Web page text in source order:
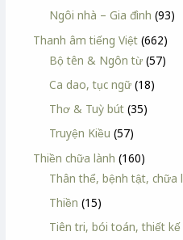
Ngôi nhà – Gia đình (93)
Thanh âm tiếng Việt (662)
Bộ tên & Ngôn từ (57)
Ca dao, tục ngữ (18)
Thơ & Tuỳ bút (35)
Truyện Kiều (57)
Thiền chữa lành (160)
Thân thể, bệnh tật, chữa
Thiền (15)
Tiên tri, bói toán, thiết kế